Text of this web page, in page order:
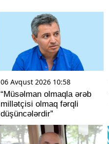
06 Avqust 2026 10:58
“Müsəlman olmaqla ərəb
millətçisi olmaq fərqli
düşüncələrdir”